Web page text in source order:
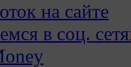
на сайте
в соц.